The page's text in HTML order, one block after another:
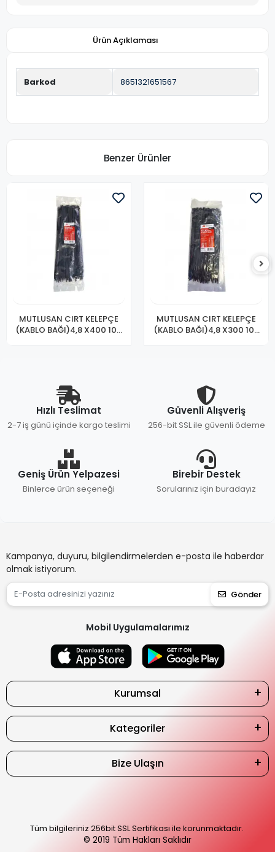
Ürün Açıklaması
Barkod 8651321651567
Benzer Ürünler
MUTLUSAN CIRT KELEPÇE
(KABLO BAĞI)4,8 X400 100
MUTLUSAN CIRT KELEPÇE
(KABLO BAĞI)4,8 X300 100
Hızlı Teslimat
2-7 iş günü içinde kargo teslimi
Güvenli Alışveriş
256-bit SSL ile güvenli ödeme
Geniş Ürün Yelpazesi
Binlerce ürün seçeneği
Birebir Destek
Sorularınız için buradayız
Kampanya, duyuru, bilgilendirmelerden e-posta ile haberdar
olmak istiyorum.
Gönder
Mobil Uygulamalarımız
Kurumsal
Kategoriler
Bize Ulaşın
Tüm bilgileriniz 256bit SSL Sertifikası ile korunmaktadır.
© 2019 Tüm Hakları Saklıdır